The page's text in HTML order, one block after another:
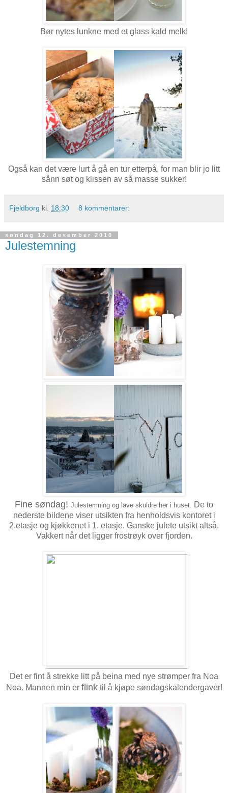
Bør nytes lunkne med et glass kald melk!
Også kan det være lurt å gå en tur etterpå, for man blir jo litt
sånn søt og klissen av så masse sukker!
Fjeldborg kl. 18:30 8 kommentarer:
søndag 12. desember 2010
Julestemning
Fine søndag! Julestemning og lave skuldre her i huset. De to
nederste bildene viser utsikten fra henholdsvis kontoret i
2.etasje og kjøkkenet i 1. etasje. Ganske julete utsikt altså.
Vakkert når det ligger frostrøyk over fjorden.
Det er fint å strekke litt på beina med nye strømper fra Noa
Noa. Mannen min er flinktil å kjøpe søndagskalendergaver!